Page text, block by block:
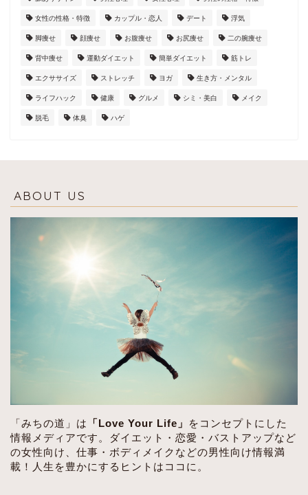
女性の性格・特徴 カップル・恋人 デート 浮気
脚痩せ 顔痩せ お腹痩せ お尻痩せ 二の腕痩せ
背中痩せ 運動ダイエット 簡単ダイエット 筋トレ
エクササイズ ストレッチ ヨガ 生き方・メンタル
ライフハック 健康 グルメ シミ・美白 メイク
脱毛 体臭 ハゲ
ABOUT US
「みちの道」は 「Love Your Life」
をコンセプトにした
情報メディアです。ダイエット・恋愛・バストアップなど
の女性向け、仕事・ボディメイクなどの男性向け情報満
載！人生を豊かにするヒントはココに。